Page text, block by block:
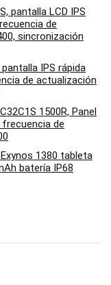
pantalla LCD IPS
de
sincronización
IPS rápida
de actualización
1500R, Panel
frecuencia de
1380 tableta
batería IP68